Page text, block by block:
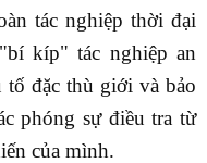
tác nghiệp thời đại
kíp" tác nghiệp an
tố đặc thù giới và bảo
phóng sự điều tra từ
của mình.